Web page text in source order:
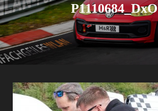
P1110684_DxO